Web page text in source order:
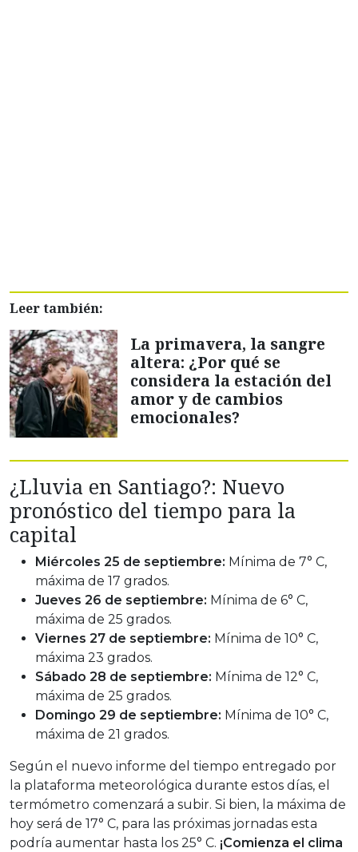
Leer también:
La primavera, la sangre
altera: ¿Por qué se
considera la estación del
amor y de cambios
emocionales?
¿Lluvia en Santiago?: Nuevo
pronóstico del tiempo para la
capital
Miércoles 25 de septiembre: Mínima de 7° C,
máxima de 17 grados.
Jueves 26 de septiembre: Mínima de 6° C,
máxima de 25 grados.
Viernes 27 de septiembre: Mínima de 10° C,
máxima 23 grados.
Sábado 28 de septiembre: Mínima de 12° C,
máxima de 25 grados.
Domingo 29 de septiembre: Mínima de 10° C,
máxima de 21 grados.
Según el nuevo informe del tiempo entregado por
la plataforma meteorológica durante estos días, el
termómetro comenzará a subir. Si bien, la máxima de
hoy será de 17° C, para las próximas jornadas esta
podría aumentar hasta los 25° C. ¡Comienza el clima